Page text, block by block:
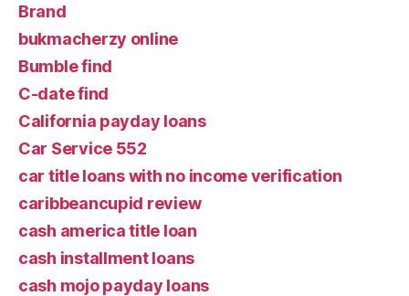
Brand
bukmacherzy online
Bumble find
C-date find
California payday loans
Car Service 552
car title loans with no income verification
caribbeancupid review
cash america title loan
cash installment loans
cash mojo payday loans